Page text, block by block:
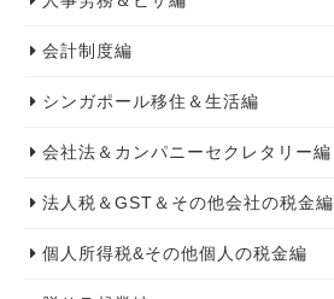
会計制度編
シンガポール移住＆生活編
会社法＆カンパニーセクレタリー編
法人税＆GST＆その他会社の税金編
個人所得税&その他個人の税金編